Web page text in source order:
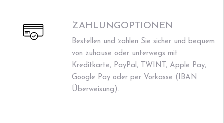
ZAHLUNGOPTIONEN
Bestellen und zahlen Sie sicher und bequem
von zuhause oder unterwegs mit
Kreditkarte, PayPal, TWINT, Apple Pay,
Google Pay oder per Vorkasse (IBAN
Überweisung).